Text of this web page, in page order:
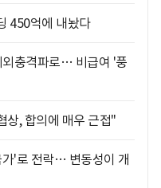
450억에 내놨다
외충격파로… 비급여 '풍
상, 합의에 매우 근접"
'로 전락… 변동성이 개